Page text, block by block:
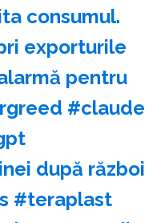
consumul.
exporturile
pentru
#claude
după război
#teraplast